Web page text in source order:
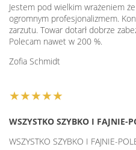
Jestem pod wielkim wrażeniem
ogromnym profesjonalizmem.
zarzutu. Towar dotarł dobrze
Polecam nawet w 200 %.
Zofia Schmidt
★★★★★
WSZYSTKO SZYBKO I FAJNIE-
WSZYSTKO SZYBKO I FAJNIE-